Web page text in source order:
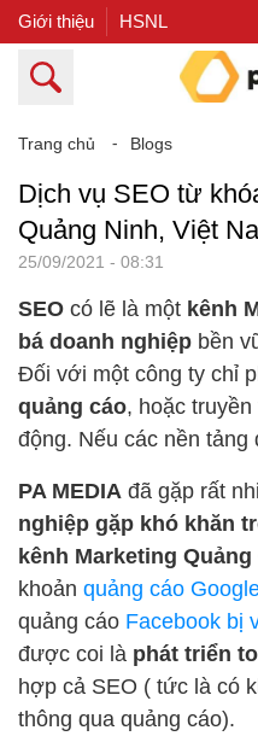
Giới thiệu HSNL
Trang chủ ⁃ Blogs
Dịch vụ SEO từ
Quảng Ninh, Việt
25/09/2021 - 08:31
SEO có lẽ là một kênh
bá doanh nghiệp bền
Đối với một công ty chỉ
quảng cáo, hoặc
động. Nếu các nền tảng
PA MEDIA đã gặp rất
nghiệp gặp khó khăn
kênh Marketing
khoản quảng cáo
quảng cáo Facebook bị
được coi là phát triển
hợp cả SEO ( tức là có
thông qua quảng cáo).